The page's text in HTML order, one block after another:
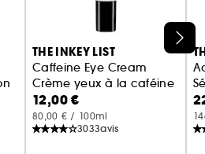
agressions
(EGF) d'origine végétale
naturelle de la peau.
THE INKEY LIST
Caffeine Eye Cream
Crème yeux à la caféine
12,00 €
80,00 € / 100ml
3033avis